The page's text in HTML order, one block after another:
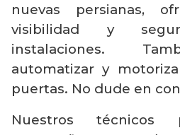
nuevas persianas,
visibilidad y
instalaciones.
automatizar y
puertas. No dude en
Nuestros técnicos